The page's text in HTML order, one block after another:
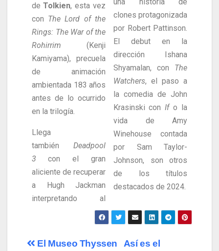
de Tolkien, esta vez
con The Lord of the
Rings: The War of the
Rohirrim (Kenji
Kamiyama), precuela
de animación
ambientada 183 años
antes de lo ocurrido
en la trilogía.
Llega
también Deadpool
3 con el gran
aliciente de recuperar
a Hugh Jackman
interpretando al
clones protagonizada
por Robert Pattinson.
El debut en la
dirección Ishana
Shyamalan, con The
Watchers, el paso a
la comedia de John
Krasinski con If o la
vida de Amy
Winehouse contada
por Sam Taylor-
Johnson, son otros
de los títulos
destacados de 2024.
Así es el
El Museo Thyssen